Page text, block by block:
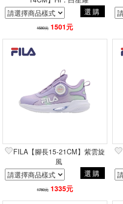
選購
1580元 1501元
FILA【腳長15-21CM】紫雲旋
風
選購
1780元 1335元